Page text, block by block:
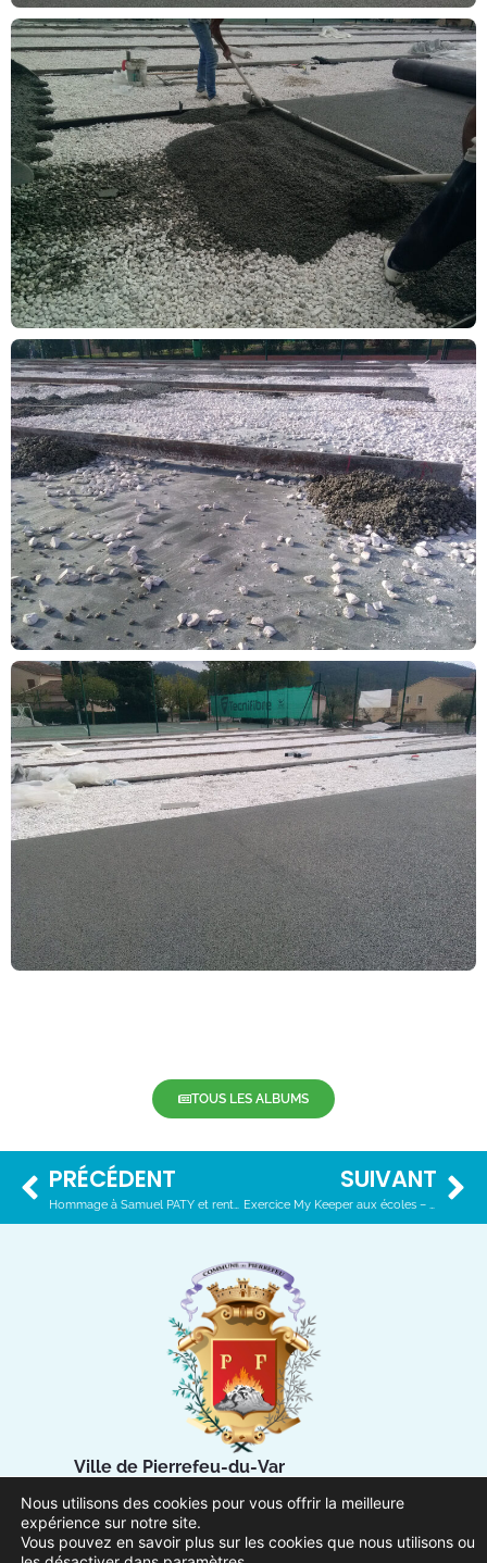
TOUS LES ALBUMS
PRÉCÉDENT
Hommage à Samuel PATY et rentrée scolaire – 2 novembre 2020
SUIVANT
Exercice My Keeper aux écoles – 12 novembre 2020
Ville de Pierrefeu-du-Var
1 Place Urbain Sénès
83390 Pierrefeu-du-Var
Nous utilisons des cookies pour vous offrir la meilleure
expérience sur notre site.
Vous pouvez en savoir plus sur les cookies que nous utilisons ou